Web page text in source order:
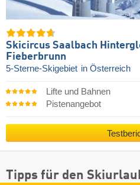
Skicircus Saalbach
Fieberbrunn
5-Sterne-Skigebiet in Österreich
Lifte und Bahnen
Pistenangebot
Tipps für den